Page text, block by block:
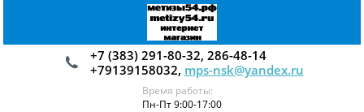
+7 (383) 291-80-32, 286-48-14
+79139158032, mps-nsk@yandex.ru
Время работы:
Пн-Пт 9:00-17:00